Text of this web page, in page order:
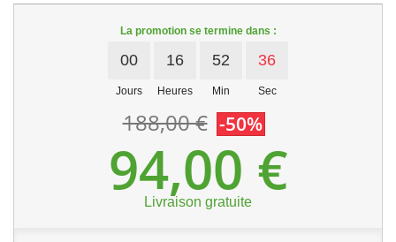
La promotion se termine dans :
00
Jours
16
Heures
52
Min
36
Sec
188,00 € -50%
94,00 €
Livraison gratuite